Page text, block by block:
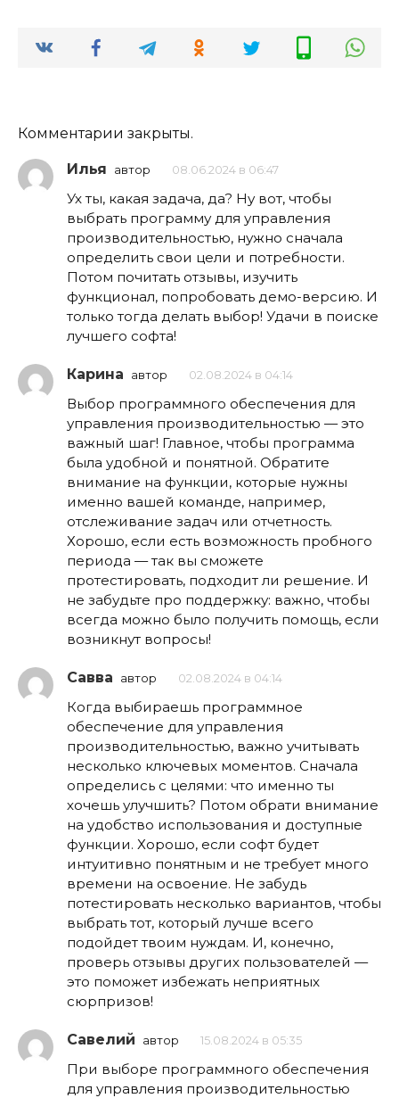
Комментарии закрыты.
Илья автор 08.06.2024 в 06:47
Ух ты, какая задача, да? Ну вот, чтобы
выбрать программу для управления
производительностью, нужно сначала
определить свои цели и потребности.
Потом почитать отзывы, изучить
функционал, попробовать демо-версию. И
только тогда делать выбор! Удачи в поиске
лучшего софта!
Карина автор 02.08.2024 в 04:14
Выбор программного обеспечения для
управления производительностью — это
важный шаг! Главное, чтобы программа
была удобной и понятной. Обратите
внимание на функции, которые нужны
именно вашей команде, например,
отслеживание задач или отчетность.
Хорошо, если есть возможность пробного
периода — так вы сможете
протестировать, подходит ли решение. И
не забудьте про поддержку: важно, чтобы
всегда можно было получить помощь, если
возникнут вопросы!
Савва автор 02.08.2024 в 04:14
Когда выбираешь программное
обеспечение для управления
производительностью, важно учитывать
несколько ключевых моментов. Сначала
определись с целями: что именно ты
хочешь улучшить? Потом обрати внимание
на удобство использования и доступные
функции. Хорошо, если софт будет
интуитивно понятным и не требует много
времени на освоение. Не забудь
потестировать несколько вариантов, чтобы
выбрать тот, который лучше всего
подойдет твоим нуждам. И, конечно,
проверь отзывы других пользователей —
это поможет избежать неприятных
сюрпризов!
Савелий автор 15.08.2024 в 05:35
При выборе программного обеспечения
для управления производительностью